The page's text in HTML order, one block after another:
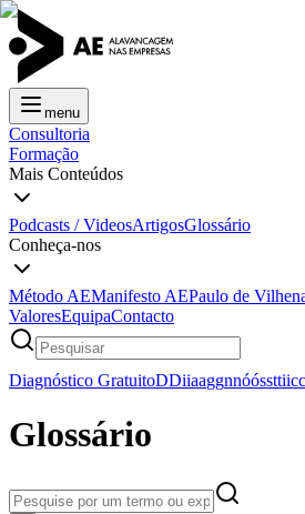
menu
Consultoria
Formação
Mais Conteúdos
Podcasts / VideosArtigosGlossário
Conheça-nos
Método AEManifesto AEPaulo de
ValoresEquipaContacto
Diagnóstico GratuitoDDiiaaggnnóóssttiicc
Glossário